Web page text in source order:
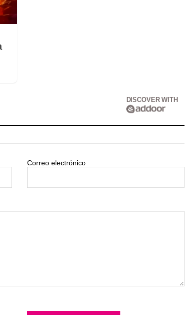
DISCOVER WITH
Correo electrónico